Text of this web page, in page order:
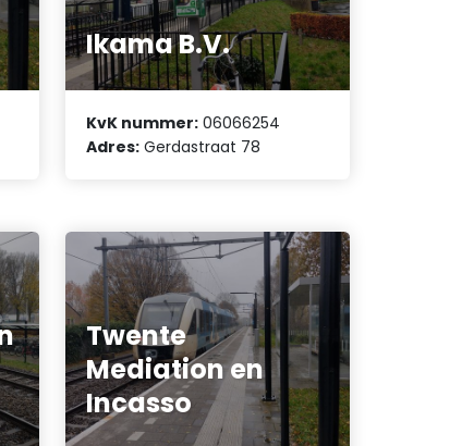
Ikama B.V.
KvK nummer: 06066254
Adres: Gerdastraat 78
Twente
Mediation en
Incasso